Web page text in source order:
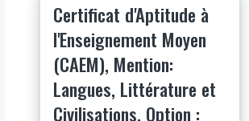
Certificat d'Aptitude à
l'Enseignement Moyen
(CAEM), Mention:
Langues, Littérature et
Civilisations, Option :